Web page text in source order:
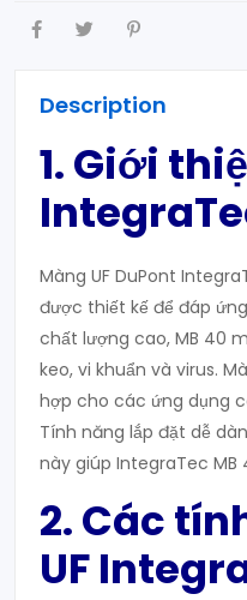
Description
1. Giới
Màng UF DuPont
được thiết kế để đáp
chất lượng cao, MB 40
keo, vi khuẩn và virus.
hợp cho các ứng dụng
Tính năng lắp đặt dễ
này giúp IntegraTec
2. Các
UF